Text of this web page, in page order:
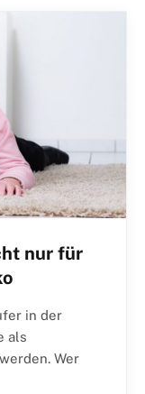
nur für
in der
als
Wer